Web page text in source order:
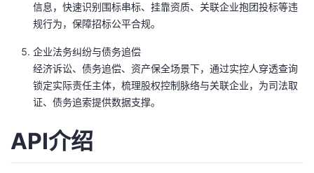
我
的
程
我
认
的
我
我
技
术
支
的
云
声
信息，快速识别围标串标、挂靠资质、关联企业抱团投标等违
规行为，保障招标公平合规。
企业法务纠纷与债务追偿
经济诉讼、债务追偿、资产保全场景下，通过实控人穿透查询
锁定实际责任主体，梳理股权控制脉络与关联企业，为司法取
证、债务追索提供数据支撑。
API介绍